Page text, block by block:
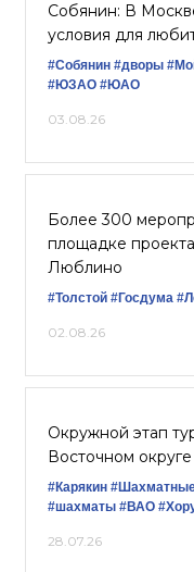
Собянин: В
условия для
#Собянин #дворы
#ЮЗАО #ЮАО
03.08.26
Более 300
площадке
Люблино
#Толстой #Госдума
02.08.26
Окружной этап
Восточном
#Карякин #Шахматные
#шахматы #ВАО
28.07.26